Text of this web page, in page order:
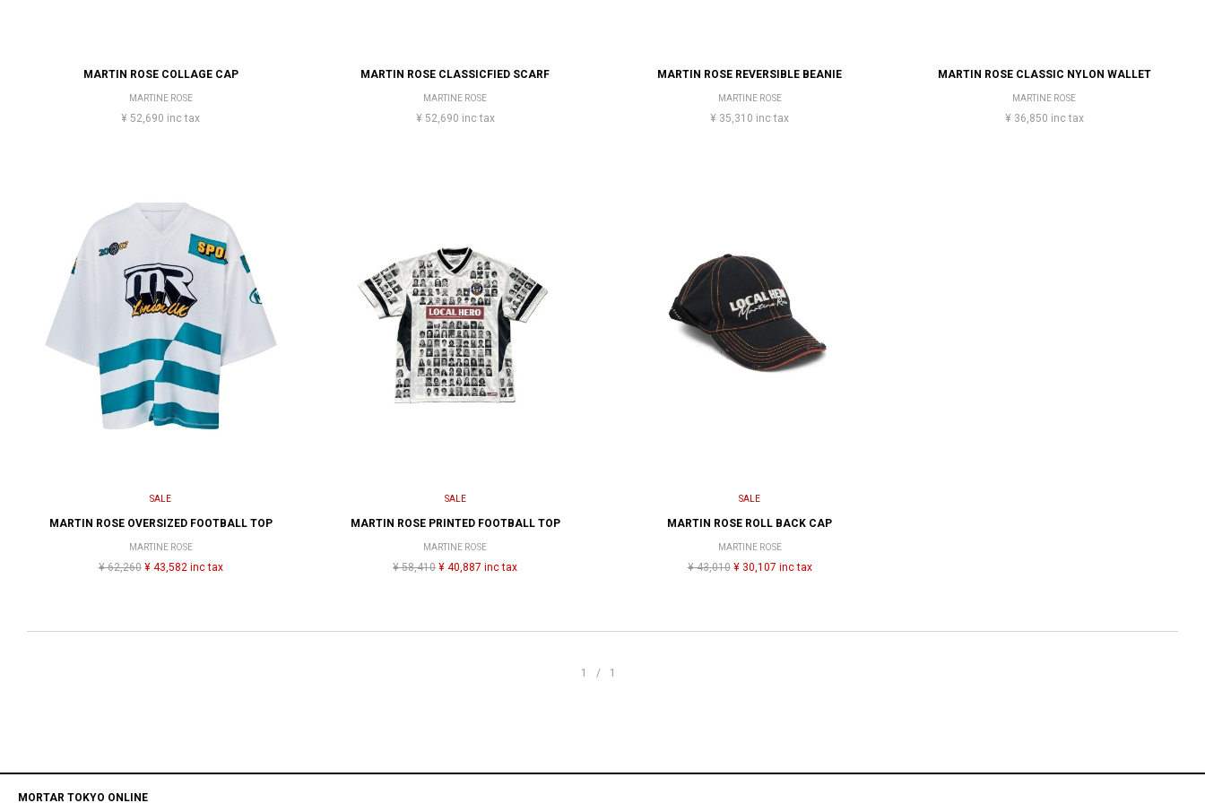
MARTIN ROSE COLLAGE CAP
MARTINE ROSE
¥ 52,690 inc tax
MARTIN ROSE CLASSICFIED SCARF
MARTINE ROSE
¥ 52,690 inc tax
MARTIN ROSE REVERSIBLE BEANIE
MARTINE ROSE
¥ 35,310 inc tax
MARTIN ROSE CLASSIC NYLON WALLET
MARTINE ROSE
¥ 36,850 inc tax
SALE
MARTIN ROSE OVERSIZED FOOTBALL TOP
MARTINE ROSE
¥ 62,260 ¥ 43,582 inc tax
SALE
MARTIN ROSE PRINTED FOOTBALL TOP
MARTINE ROSE
¥ 58,410 ¥ 40,887 inc tax
SALE
MARTIN ROSE ROLL BACK CAP
MARTINE ROSE
¥ 43,010 ¥ 30,107 inc tax
1/1
MORTAR TOKYO ONLINE